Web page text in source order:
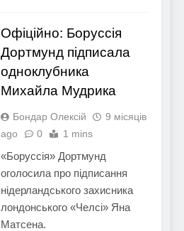
Офіційно: Боруссія
Дортмунд підписала
одноклубника
Михайла Мудрика
Бондар Олексій
9 місяців
ago
0 1 mins
«Боруссія» Дортмунд
оголосила про підписання
нідерландського захисника
лондонського «Челсі» Яна
Матсена.